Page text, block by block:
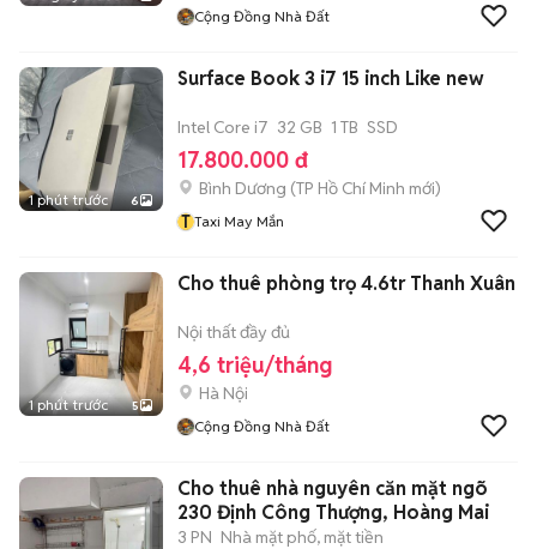
Cộng Đồng Nhà Đất
1 phút trước 6
Surface Book 3 i7 15 inch Like new
Intel Core i7 32 GB 1 TB SSD
17.800.000 đ
Bình Dương (TP Hồ Chí Minh mới)
T Taxi May Mắn
1 phút trước 5
Cho thuê phòng trọ 4.6tr Thanh Xuân
Nội thất đầy đủ
4,6 triệu/tháng
Hà Nội
Cộng Đồng Nhà Đất
Cho thuê nhà nguyên căn mặt ngõ
230 Định Công Thượng, Hoàng Mai
3 PN Nhà mặt phố, mặt tiền